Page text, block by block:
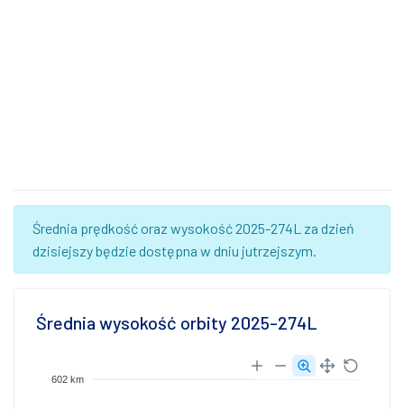
Średnia prędkość oraz wysokość 2025-274L za dzień
dzisiejszy będzie dostępna w dniu jutrzejszym.
Średnia wysokość orbity 2025-274L
602 km